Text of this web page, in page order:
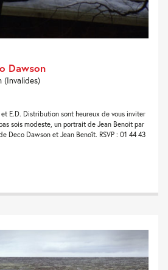
Dawson
(Invalides)
E.D. Distribution sont heureux de vous inviter
sois modeste, un portrait de Jean Benoit par
Deco Dawson et Jean Benoît. RSVP : 01 44 43